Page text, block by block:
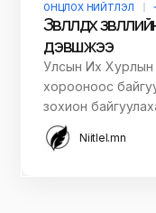
ОНЦЛОХ НИЙТЛЭЛ
Зөвлөлдөх
дэвшжээ
Улсын Их Хурлын
хорооноос
зохион
Niitlel.mn